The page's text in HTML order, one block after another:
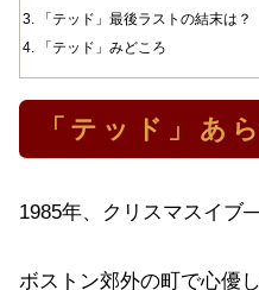
「テッド」最後ラストの結末は？
「テッド」みどころ
「テッド」あ
1985年、クリスマスイブ
ボストン郊外の町で心優